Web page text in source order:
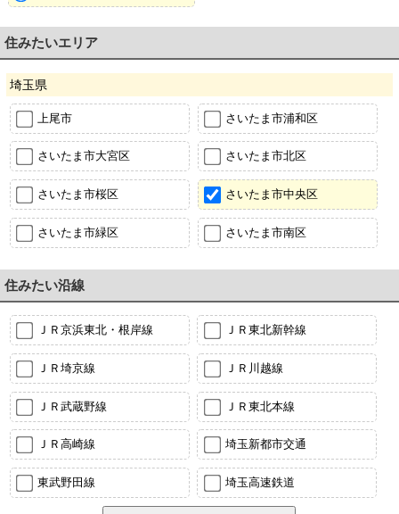
住みたいエリア
埼玉県
上尾市 さいたま市浦和区
さいたま市大宮区 さいたま市北区
さいたま市桜区 さいたま市中央区
さいたま市緑区 さいたま市南区
住みたい沿線
ＪＲ京浜東北・根岸線 ＪＲ東北新幹線
ＪＲ埼京線 ＪＲ川越線
ＪＲ武蔵野線 ＪＲ東北本線
ＪＲ高崎線 埼玉新都市交通
東武野田線 埼玉高速鉄道